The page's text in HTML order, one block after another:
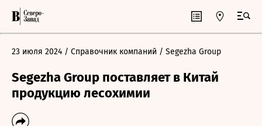
23 июля 2024 / Справочник компаний / Segezha Group
Segezha Group поставляет в Китай
продукцию лесохимии